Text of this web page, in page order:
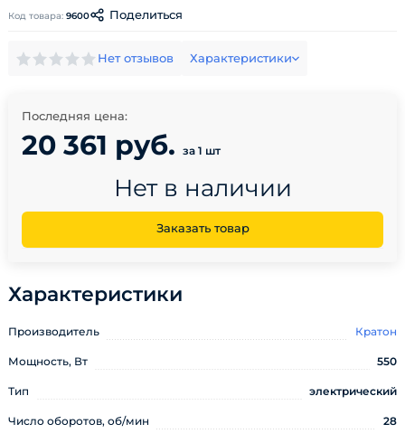
Код товара: 9600 Поделиться
Нет отзывов Характеристики
Последняя цена:
20 361 руб. за 1 шт
Нет в наличии
Заказать товар
Характеристики
Производитель Кратон
Мощность, Вт 550
Тип электрический
Число оборотов, об/мин 28